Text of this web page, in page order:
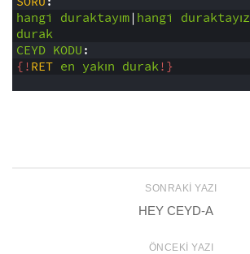
hangi duraktayım| hangi duraktayız
durak
CEYD KODU:
{!RET en yakın durak!}
SONRAKI YAZI
HEY CEYD-A
ÖNCEKI YAZI